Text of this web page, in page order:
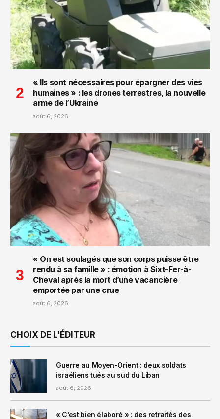
« Ils sont nécessaires pour épargner des vies
humaines » : les drones terrestres, la nouvelle
arme de l’Ukraine
août 6, 2026
« On est soulagés que son corps puisse être
rendu à sa famille » : émotion à Sixt-Fer-à-
Cheval après la mort d’une vacancière
emportée par une crue
août 6, 2026
CHOIX DE L'ÉDITEUR
Guerre au Moyen-Orient : deux soldats
israéliens tués au sud du Liban
août 6, 2026
« C’est bien élaboré » : des retraités des